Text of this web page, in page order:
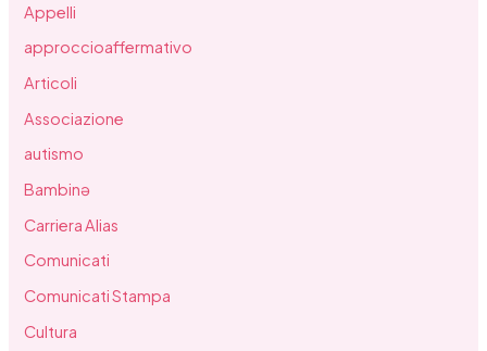
Appelli
approccioaffermativo
Articoli
Associazione
autismo
Bambinə
Carriera Alias
Comunicati
Comunicati Stampa
Cultura